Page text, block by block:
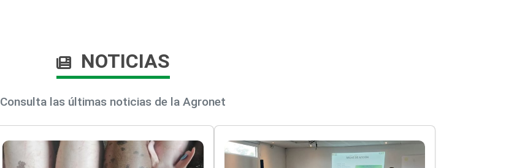
NOTICIAS
Consulta las últimas noticias de la Agronet